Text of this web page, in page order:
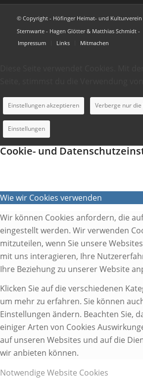
© Copyright - Höfinger Heimat- und Kulturverein
Sternwarte - Hagen Glötter & Matthias Schmidt -
Impressum
Links Mitmachen
Einstellungen akzeptieren Verberge nur
Einstellungen
Cookie- und
Wie wir Cookies verwenden
Wir können Cookies anfordern, die
eingestellt werden. Wir verwenden
mitzuteilen, wenn Sie unsere
mit uns interagieren, Ihre
Ihre Beziehung zu unserer Website
Klicken Sie auf die verschiedenen
um mehr zu erfahren. Sie können
Einstellungen ändern. Beachten Sie,
einiger Arten von Cookies
auf unseren Websites und auf die
wir anbieten können.
Notwendige Website Cookies